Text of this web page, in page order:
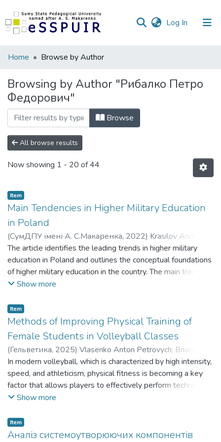
Log In (current)
Communities
Collections
All of DSpace
Home Browse by Author
Browsing by Author "Рибалко Петро
Федорович"
Browse
All browse results
Now showing 1 - 20 of 44
Item
Main Tendencies in Higher Military Education
in Poland
(СумДПУ імені А. С.Макаренка, 2022) Krasilov Andrii
Dmytrovych;Красілов Андрій Дмитрович;Rybalko Petro
Fedorovych ;Рибалко Петро Федорович
The article identifies the leading trends in higher military
education in Poland and outlines the conceptual foundations
of higher military education in the country. The main trends in
higher military education in Poland include:
education
- Implementing strategic development goals of the state
into the higher
military education system
- Structuring the management of the higher military
education system.
Show more
Item
Methods of Improving Physical Training of
Female Students in Volleyball Classes
(Гельветика, 2025) Vlasenko Anton Petrovych; Власенко
Антон Петрович;Rybalko Petroedorovych;Рибалко
Петро Федорович
In modern volleyball, which is characterized by high intensity,
speed, and athleticism, physical fitness is becoming a key
factor that allows players to effectively perform technical
techniques, withstand significant physical exertion, and
students who are actively involved in volleyball, physical
fitness is of particular importance as their bodies continue to
Show more
Item
Аналіз системоутворюючих компонентів